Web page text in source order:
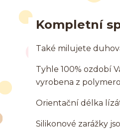
Kompletní
Také milujete
Tyhle 100% ozdobí
vyrobena z
Orientační délka
Silikonové zarážky